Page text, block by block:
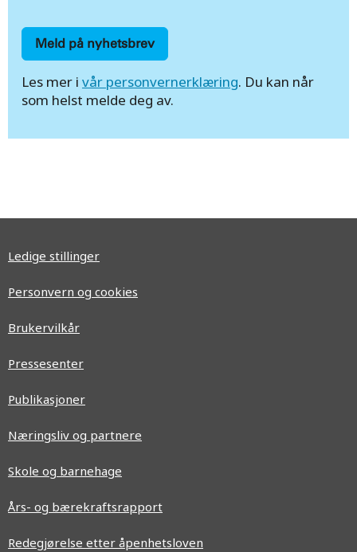
Les mer i vår personvernerklæring. Du kan når
som helst melde deg av.
Ledige stillinger
Personvern og cookies
Brukervilkår
Pressesenter
Publikasjoner
Næringsliv og partnere
Skole og barnehage
Års- og bærekraftsrapport
Redegjørelse etter åpenhetsloven